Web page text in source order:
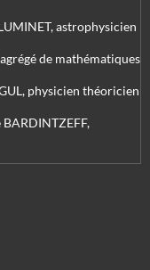
astrophysicien
de mathématiques
physicien théoricien